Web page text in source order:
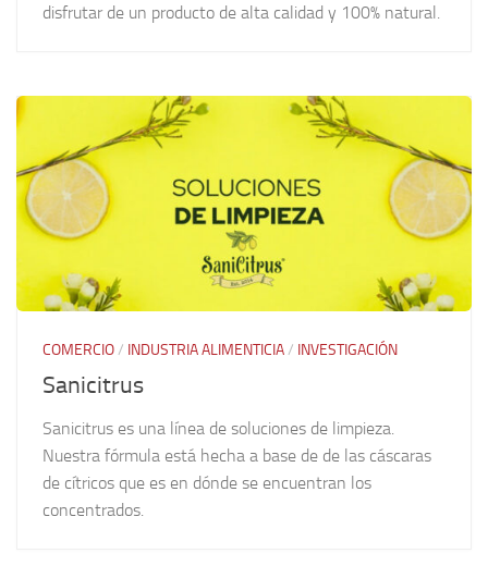
disfrutar de un producto de alta calidad y 100% natural.
COMERCIO/ INDUSTRIA ALIMENTICIA/ INVESTIGACIÓN
Sanicitrus
Sanicitrus es una línea de soluciones de limpieza.
Nuestra fórmula está hecha a base de de las cáscaras
de cítricos que es en dónde se encuentran los
concentrados.